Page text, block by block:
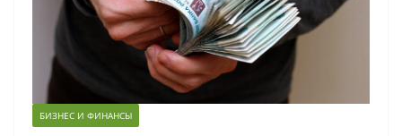
БИЗНЕС И ФИНАНСЫ